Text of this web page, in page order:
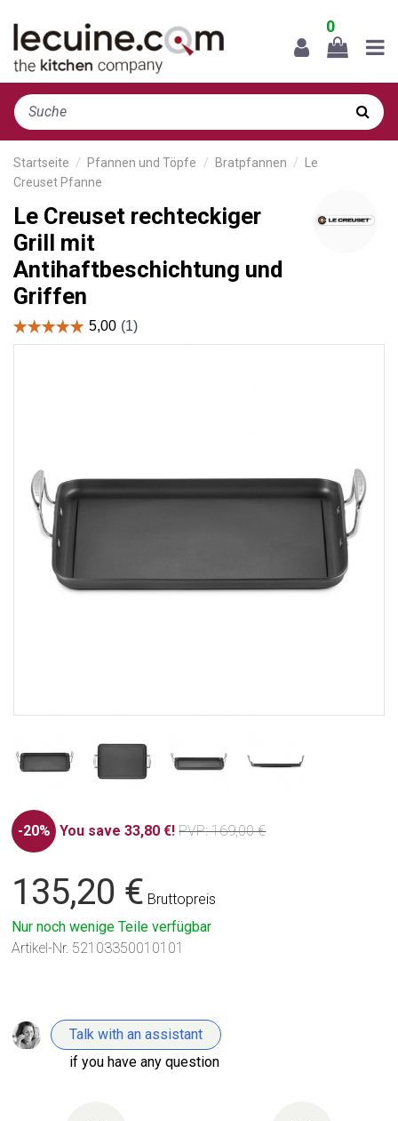
0
Startseite Pfannen und Töpfe Bratpfannen
Le
Creuset Pfanne
Le Creuset rechteckiger
Grill mit
Antihaftbeschichtung und
Griffen
-20% You save 33,80 €! PVP: 169,00 €
135,20 € Bruttopreis
Nur noch wenige Teile verfügbar
Artikel-Nr. 52103350010101
Talk with an assistant
if you have any question